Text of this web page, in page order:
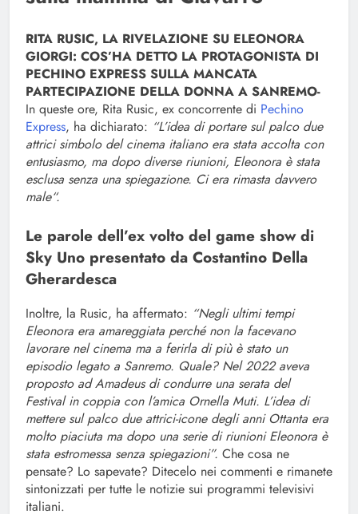
RITA RUSIC, LA RIVELAZIONE SU ELEONORA
GIORGI: COS’HA DETTO LA PROTAGONISTA DI
PECHINO EXPRESS SULLA MANCATA
PARTECIPAZIONE DELLA DONNA A SANREMO-
In queste ore, Rita Rusic, ex concorrente di Pechino
Express, ha dichiarato: “L’idea di portare sul palco due
attrici simbolo del cinema italiano era stata accolta con
entusiasmo, ma dopo diverse riunioni, Eleonora è stata
esclusa senza una spiegazione. Ci era rimasta davvero
male“.
Le parole dell’ex volto del game show di
Sky Uno presentato da Costantino Della
Gherardesca
Inoltre, la Rusic, ha affermato: “Negli ultimi tempi
Eleonora era amareggiata perché non la facevano
lavorare nel cinema ma a ferirla di più è stato un
episodio legato a Sanremo. Quale? Nel 2022 aveva
proposto ad Amadeus di condurre una serata del
Festival in coppia con l’amica Ornella Muti. L’idea di
mettere sul palco due attrici-icone degli anni Ottanta era
molto piaciuta ma dopo una serie di riunioni Eleonora è
stata estromessa senza spiegazioni”. Che cosa ne
pensate? Lo sapevate? Ditecelo nei commenti e rimanete
sintonizzati per tutte le notizie sui programmi televisivi
italiani.